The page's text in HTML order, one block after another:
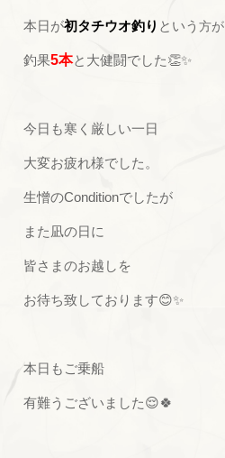
本日が初タチウオ釣り という方が
釣果5本と大健闘でした👏✨
今日も寒く厳しい一日
大変お疲れ様でした。
生憎のConditionでしたが
また凪の日に
皆さまのお越しを
お待ち致しております😊✨
本日もご乗船
有難うございました😌🍀